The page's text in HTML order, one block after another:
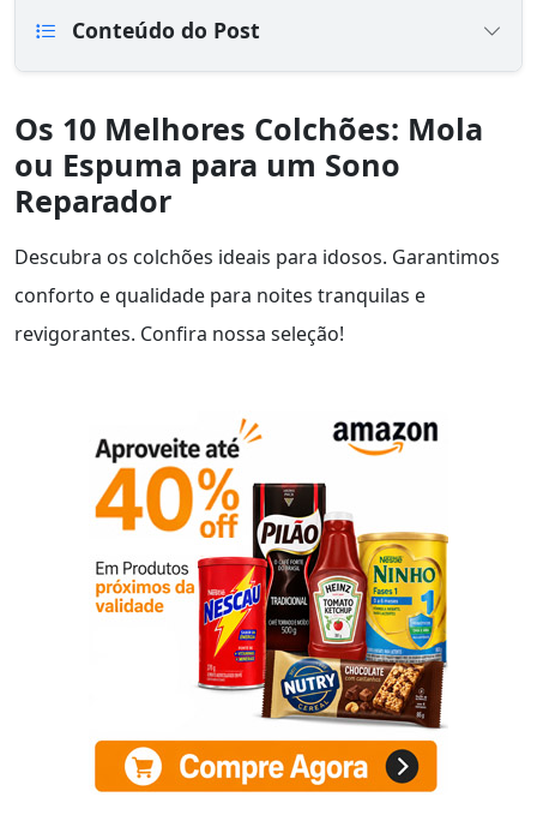
Conteúdo do Post
Os 10 Melhores Colchões: Mola
ou Espuma para um Sono
Reparador
Descubra os colchões ideais para idosos. Garantimos
conforto e qualidade para noites tranquilas e
revigorantes. Confira nossa seleção!